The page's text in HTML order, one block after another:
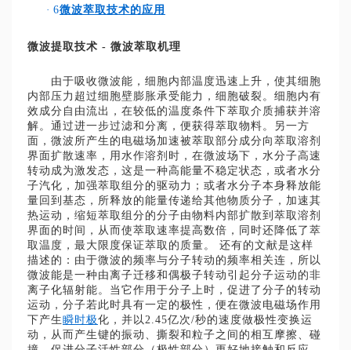
· 6微波萃取技术的应用
微波提取技术 - 微波萃取机理
由于吸收微波能，细胞内部温度迅速上升，使其细胞
内部压力超过细胞壁膨胀承受能力，细胞破裂。细胞内有
效成分自由流出，在较低的温度条件下萃取介质捕获并溶
解。通过进一步过滤和分离，便获得萃取物料。另一方
面，微波所产生的电磁场加速被萃取部分成分向萃取溶剂
界面扩散速率，用水作溶剂时，在微波场下，水分子高速
转动成为激发态，这是一种高能量不稳定状态，或者水分
子汽化，加强萃取组分的驱动力；或者水分子本身释放能
量回到基态，所释放的能量传递给其他物质分子，加速其
热运动，缩短萃取组分的分子由物料内部扩散到萃取溶剂
界面的时间，从而使萃取速率提高数倍，同时还降低了萃
取温度，最大限度保证萃取的质量。 还有的文献是这样
描述的：由于微波的频率与分子转动的频率相关连，所以
微波能是一种由离子迁移和偶极子转动引起分子运动的非
离子化辐射能。当它作用于分子上时，促进了分子的转动
运动，分子若此时具有一定的极性，便在微波电磁场作用
下产生瞬时极化，并以2.45亿次/秒的速度做极性变换运
动，从而产生键的振动、撕裂和粒子之间的相互摩擦、碰